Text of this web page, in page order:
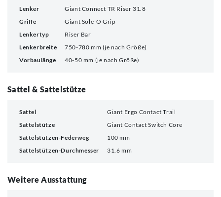
Lenker
Giant Connect TR Riser 31.8
Griffe
Giant Sole-O Grip
Lenkertyp
Riser Bar
Lenkerbreite
750-780 mm (je nach Größe)
Vorbaulänge
40-50 mm (je nach Größe)
Sattel & Sattelstütze
Sattel
Giant Ergo Contact Trail
Sattelstütze
Giant Contact Switch Core
Sattelstützen-Federweg
100 mm
Sattelstützen-Durchmesser
31.6 mm
Weitere Ausstattung